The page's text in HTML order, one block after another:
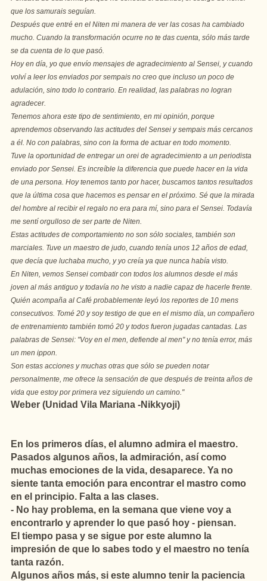
que los samurais seguían.
Después que entré en el Niten mi manera de ver las cosas ha cambiado
mucho. Cuando la transformación ocurre no te das cuenta, sólo más tarde
se da cuenta de lo que pasó.
Hoy en día, yo que envío mensajes de agradecimiento al Sensei, y cuando
volví a leer los enviados por sempais no creo que incluso un poco de
adulación, sino todo lo contrario. En realidad, las palabras no logran
agradecer.
Tenemos ahora este tipo de sentimiento, en mi opinión, porque
aprendemos observando las actitudes del Sensei y sempais más cercanos
a él. No con palabras, sino con la forma de actuar en todo momento.
Tuve la oportunidad de entregar un orei de agradecimiento a un periodista
enviado por Sensei. Es increíble la diferencia que puede hacer en la vida
de una persona. Hoy tenemos tanto por hacer, buscamos tantos resultados
que la última cosa que hacemos es pensar en el próximo. Sé que la mirada
del hombre al recibir el regalo no era para mí, sino para el Sensei. Todavía
me sentí orgulloso de ser parte de Niten.
Estas actitudes de comportamiento no son sólo sociales, también son
marciales. Tuve un maestro de judo, cuando tenía unos 12 años de edad,
que decía que luchaba mucho, y yo creía ya que nunca había visto.
En Niten, vemos Sensei combatir con todos los alumnos desde el más
joven al más antiguo y todavía no he visto a nadie capaz de hacerle frente.
Quién acompaña al Café probablemente leyó los reportes de 10 mens
consecutivos. Tomé 20 y soy testigo de que en el mismo día, un compañero
de entrenamiento también tomó 20 y todos fueron jugadas cantadas. Las
palabras de Sensei: "Voy en el men, defiende al men" y no tenía error, más
un men ippon.
Son estas acciones y muchas otras que sólo se pueden notar
personalmente, me ofrece la sensación de que después de treinta años de
vida que estoy por primera vez siguiendo un camino."
Weber (Unidad Vila Mariana -Nikkyoji)
En los primeros días, el alumno admira el maestro.
Pasados algunos años, la admiración, así como
muchas emociones de la vida, desaparece. Ya no
siente tanta emoción para encontrar el mastro como
en el principio. Falta a las clases.
- No hay problema, en la semana que viene voy a
encontrarlo y aprender lo que pasó hoy - piensan.
El tiempo pasa y se sigue por este alumno la
impresión de que lo sabes todo y el maestro no tenía
tanta razón.
Algunos años más, si este alumno tenir la paciencia